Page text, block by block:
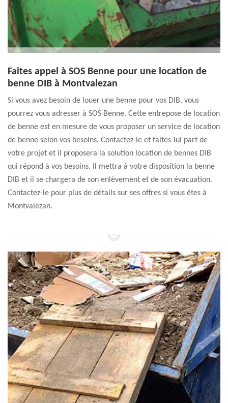
Faites appel à SOS Benne pour une location de
benne DIB à Montvalezan
Si vous avez besoin de louer une benne pour vos DIB, vous
pourrez vous adresser à SOS Benne. Cette entrepose de location
de benne est en mesure de vous proposer un service de location
de benne selon vos besoins. Contactez-le et faites-lui part de
votre projet et il proposera la solution location de bennes DIB
qui répond à vos besoins. Il mettra à votre disposition la benne
DIB et il se chargera de son enlèvement et de son évacuation.
Contactez-le pour plus de détails sur ses offres si vous êtes à
Montvalezan.